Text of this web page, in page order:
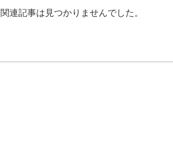
関連記事は見つかりませんでした。